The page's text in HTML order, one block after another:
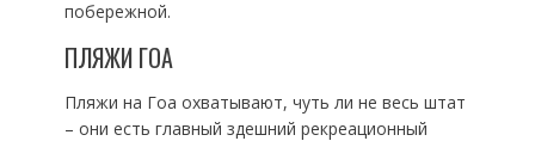
побережной.
ПЛЯЖИ ГОА
Пляжи на Гоа охватывают, чуть ли не весь штат
– они есть главный здешний рекреационный